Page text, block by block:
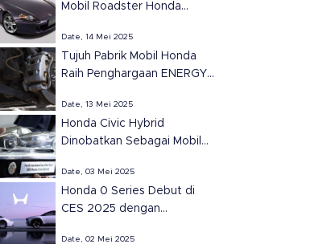
Panamericano
Mobil Roadster Honda
Populer
Date, 14 Mei 2025
Tujuh Pabrik Mobil Honda
Raih Penghargaan ENERGY
Efisiensi Energi di Amerika
Serikat
Date, 13 Mei 2025
Honda Civic Hybrid
Dinobatkan Sebagai Mobil
2025.
Date, 03 Mei 2025
Honda 0 Series Debut di
CES 2025 dengan
Date, 02 Mei 2025